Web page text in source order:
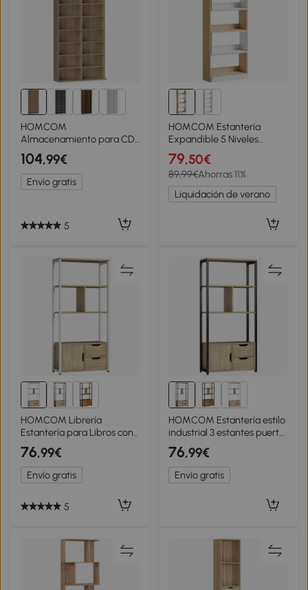
HOMCOM
Almacenamiento para CD
y DVD 18 Compartimentos
78,5x24x175 cm Madera
Natural
104,99€
Envío gratis
5
HOMCOM Estantería
Expandible 5 Niveles
Giratoria 350° Ancho
Ajustable Convertible en en
L Recta o Compacta
111,5x23,8x163,7 cm
79,50€
89,99€Ahorras 11%
Liquidación de verano
HOMCOM Librería
Estantería para Libros con
Estantes Cajones y Puerta
58x24x122 cm Estilo
Industrial Blanco y Madera
Natural
76,99€
Envío gratis
5
HOMCOM Estantería estilo
industrial 3 estantes puerta
de armario 2 cajones 58 x
24 x 122 cm efecto madera
natural acero negro
76,99€
Envío gratis